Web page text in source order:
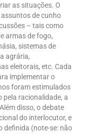
as situações. O
de cunho
– tais como
armas de fogo,
sistemas de
agrária,
eleitorais, etc. Cada
implementar o
foram estimulados
pela racionalidade, a
disso, o debate
do interlocutor, e
definida (note-se: não